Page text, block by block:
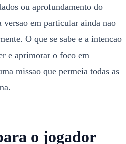
ou aprofundamento do
versao em particular ainda nao
O que se sabe e a intencao
e aprimorar o foco em
missao que permeia todas as
o jogador